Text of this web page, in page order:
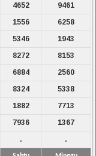
4652
9461
1556
6258
5346
1943
8272
8153
6884
2560
8324
5338
1882
7713
7936
1367
. .